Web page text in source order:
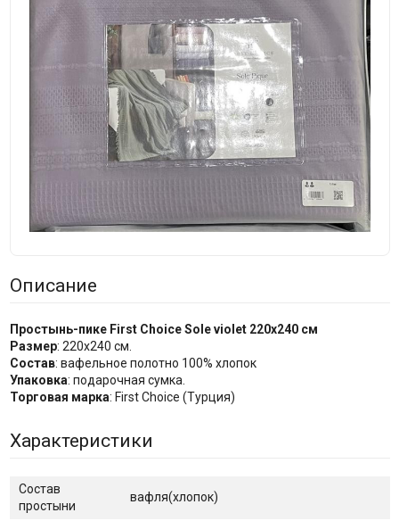
Описание
Простынь-пике First Choice Soleviolet220x240 см
Размер: 220х240 см.
Состав: вафельное полотно 100% хлопок
Упаковка: подарочная сумка.
Торговая марка: First Choice (Турция)
Характеристики
Состав
простыни
вафля(хлопок)